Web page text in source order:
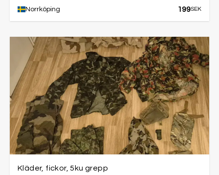
Norrköping 199SEK
Kläder, fickor, 5ku grepp